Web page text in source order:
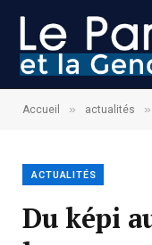
Accueil » actualités »
ACTUALITÉS
Du képi